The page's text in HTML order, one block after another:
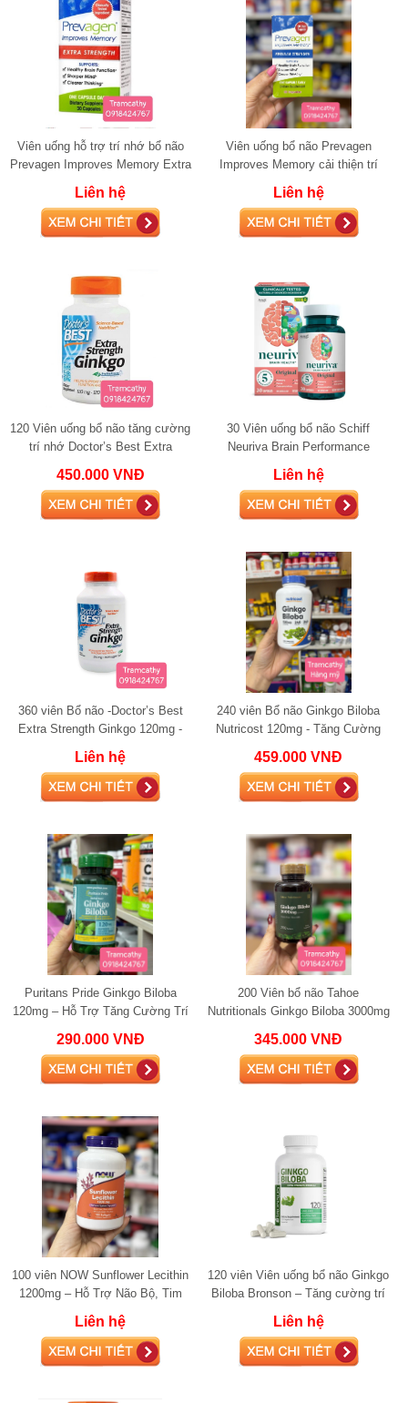
Viên uống hỗ trợ trí nhớ bổ não
Prevagen Improves Memory Extra
Liên hệ
Viên uống bổ não Prevagen
Improves Memory cải thiện trí
Liên hệ
120 Viên uống bổ não tăng cường
trí nhớ Doctor’s Best Extra
450.000 VNĐ
30 Viên uống bổ não Schiff
Neuriva Brain Performance
Liên hệ
360 viên Bổ não -Doctor’s Best
Extra Strength Ginkgo 120mg -
Thần Minh Mẫ
Liên hệ
240 viên Bổ não Ginkgo Biloba
Nutricost 120mg - Tăng Cường
Tuần Hoàn Máu
459.000 VNĐ
Puritans Pride Ginkgo Biloba
120mg – Hỗ Trợ Tăng Cường Trí
290.000 VNĐ
200 Viên bổ não Tahoe
Nutritionals Ginkgo Biloba 3000mg
345.000 VNĐ
100 viên NOW Sunflower Lecithin
1200mg – Hỗ Trợ Não Bộ, Tim
Liên hệ
120 viên Viên uống bổ não Ginkgo
Biloba Bronson – Tăng cường trí
Liên hệ